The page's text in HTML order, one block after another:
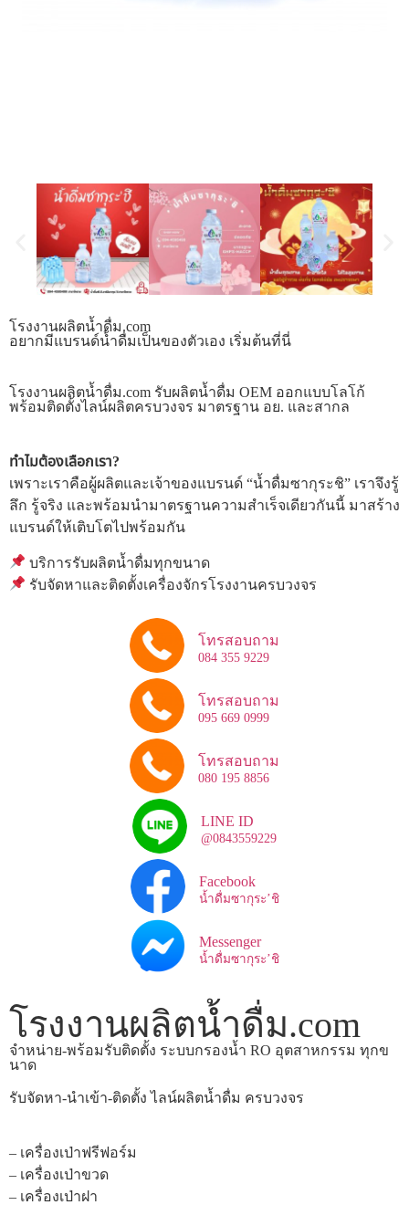
โรงงานผลิตน้ำดื่ม.com
อยากมีแบรนด์น้ำดื่มเป็นของตัวเอง เริ่มต้นที่นี่
โรงงานผลิตน้ำดื่ม.com รับผลิตน้ำดื่ม OEM ออกแบบโลโก้
พร้อมติดตั้งไลน์ผลิตครบวงจร มาตรฐาน อย. และสากล
ทำไมต้องเลือกเรา?
เพราะเราคือผู้ผลิตและเจ้าของแบรนด์ “น้ำดื่มซากุระชิ” เราจึงรู้
ลึก รู้จริง และพร้อมนำมาตรฐานความสำเร็จเดียวกันนี้ มาสร้าง
แบรนด์ให้เติบโตไปพร้อมกัน
บริการรับผลิตน้ำดื่มทุกขนาด
รับจัดหาและติดตั้งเครื่องจักรโรงงานครบวงจร
โทรสอบถาม
084 355 9229
โทรสอบถาม
095 669 0999
โทรสอบถาม
080 195 8856
LINE ID
@0843559229
Facebook
น้ำดื่มซากุระ’ชิ
Messenger
น้ำดื่มซากุระ’ชิ
โรงงานผลิตน้ำดื่ม.com
จำหน่าย-พร้อมรับติดตั้ง ระบบกรองน้ำ RO อุตสาหกรรม ทุกข
นาด
รับจัดหา-นำเข้า-ติดตั้ง ไลน์ผลิตน้ำดื่ม ครบวงจร
– เครื่องเป่าฟรีฟอร์ม
– เครื่องเป่าขวด
– เครื่องเป่าฝา